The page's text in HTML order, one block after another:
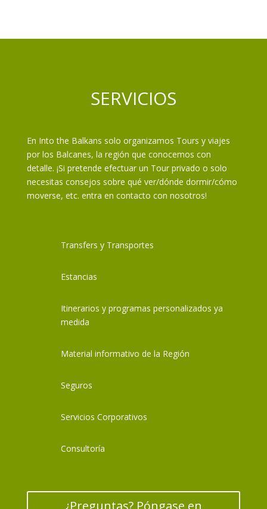
SERVICIOS
En Into the Balkans solo organizamos Tours y viajes
por los Balcanes, la región que conocemos con
detalle. ¡Si pretende efectuar un Tour privado o solo
necesitas consejos sobre qué ver/dónde dormir/cómo
moverse, etc. entra en contacto con nosotros!
Transfers y Transportes
Estancias
Itinerarios y programas personalizados ya
medida
Material informativo de la Región
Seguros
Servicios Corporativos
Consultoría
¿Preguntas? Póngase en